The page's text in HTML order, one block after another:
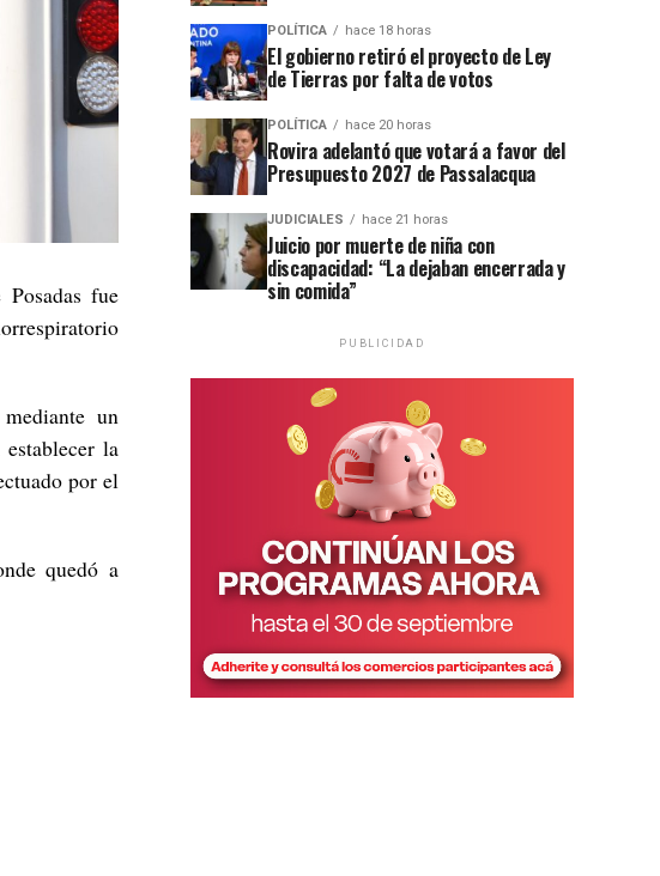
fue
un
la
por el
quedó a
POLÍTICA hace 18 horas
El gobierno retiró el proyecto de Ley
de Tierras por falta de votos
POLÍTICA hace 20 horas
Rovira adelantó que votará a favor del
Presupuesto 2027 de Passalacqua
JUDICIALES hace 21 horas
Juicio por muerte de niña con
discapacidad: “La dejaban encerrada y
sin comida”
PUBLICIDAD